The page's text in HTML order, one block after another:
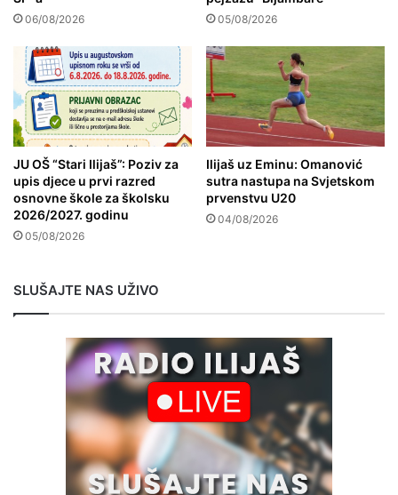
06/08/2026 05/08/2026
JU OŠ “Stari Ilijaš”: Poziv za
upis djece u prvi razred
osnovne škole za školsku
2026/2027. godinu
05/08/2026
Ilijaš uz Eminu: Omanović
sutra nastupa na Svjetskom
prvenstvu U20
04/08/2026
SLUŠAJTE NAS UŽIVO